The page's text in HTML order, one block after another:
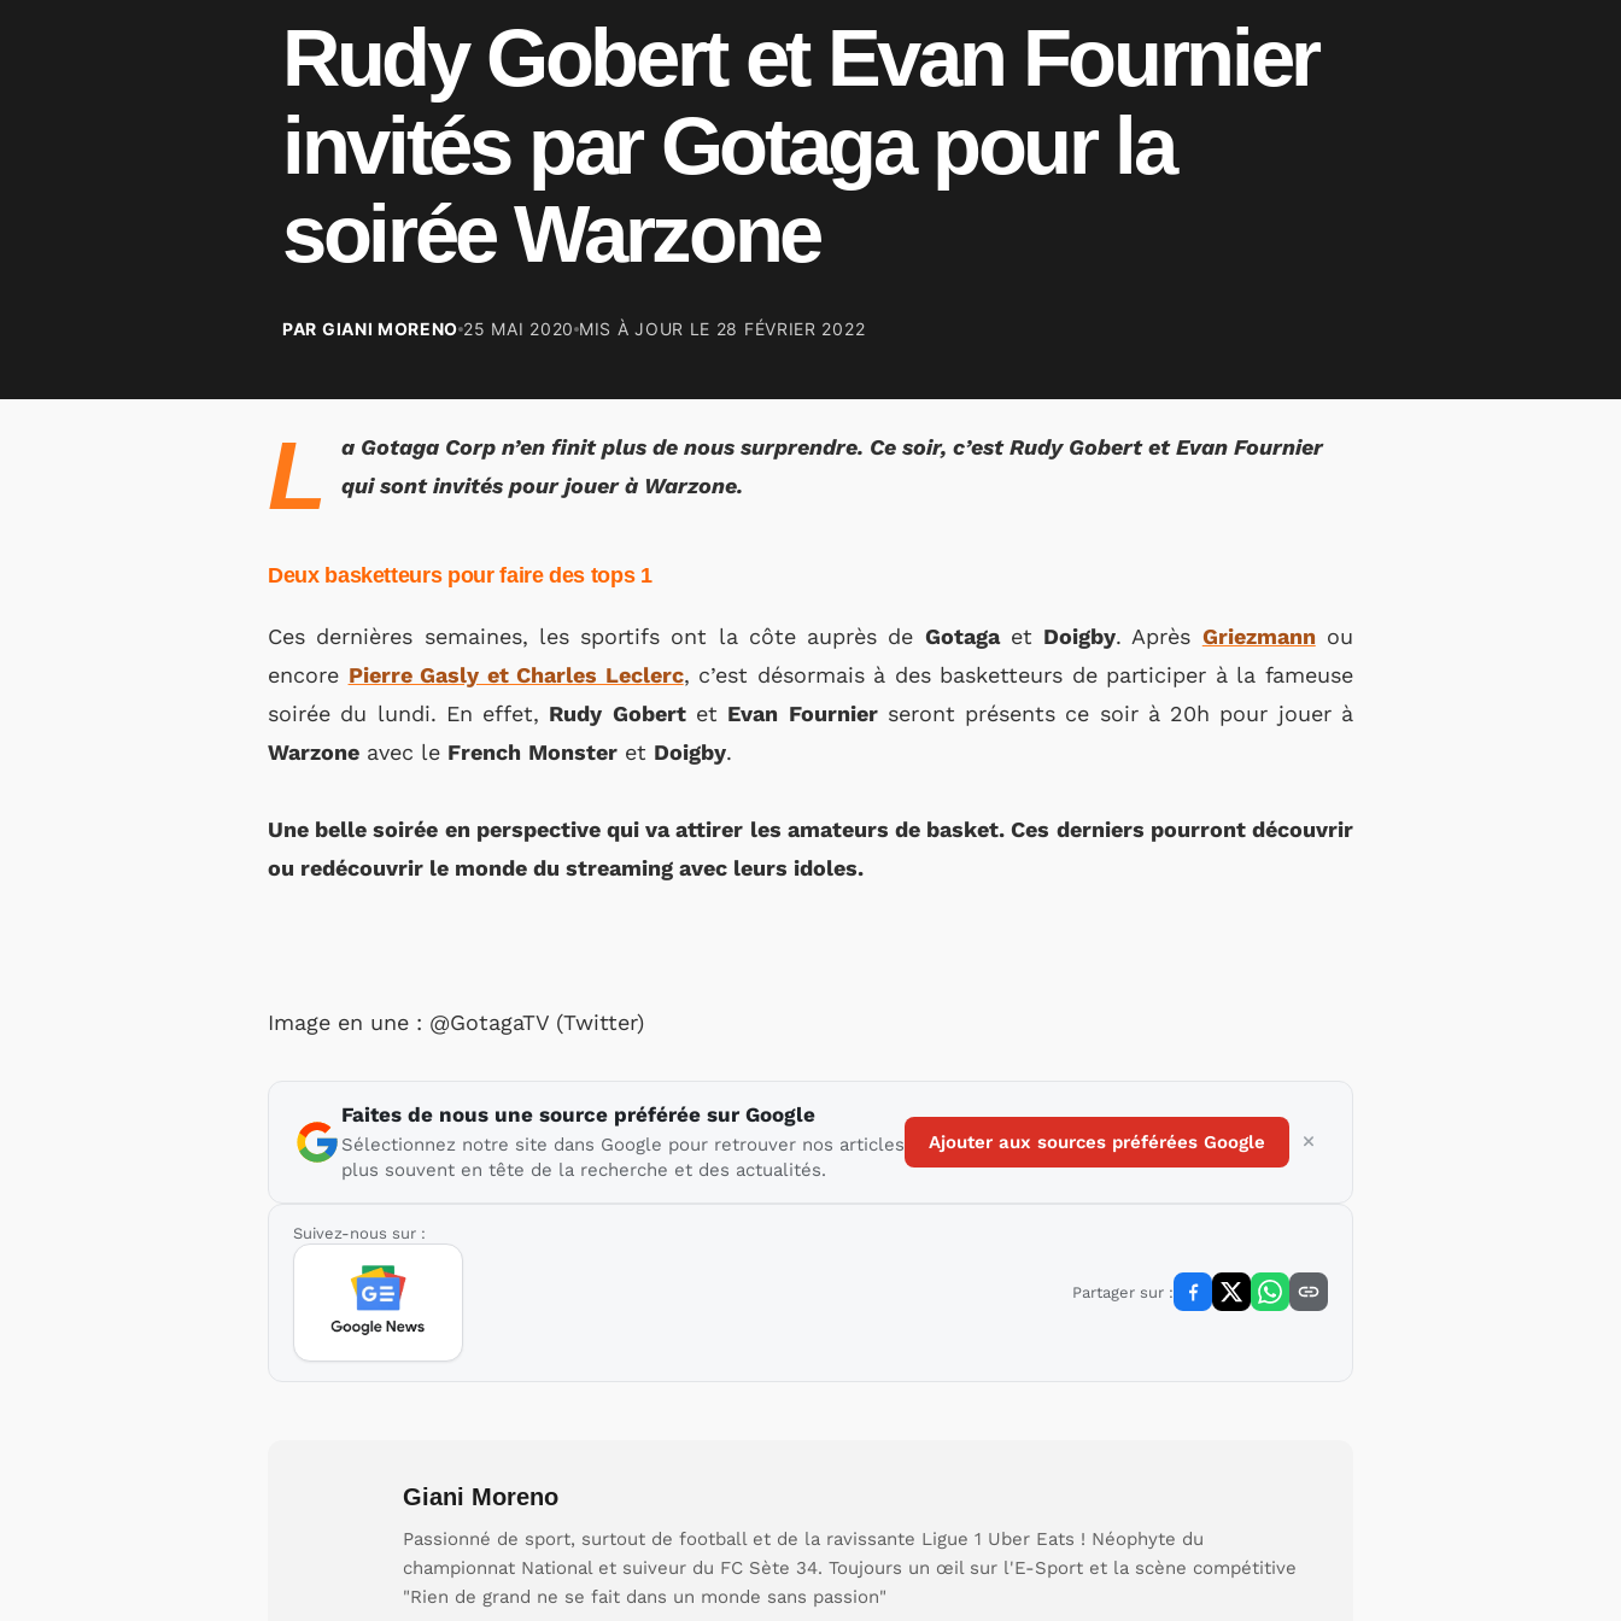
Rudy Gobert et Evan Fournier
invités par Gotaga pour la
soirée Warzone
PAR GIANI MORENO 25 MAI 2020 MIS À JOUR LE 28 FÉVRIER 2022
L
a Gotaga Corp n’en finit plus de nous surprendre. Ce soir, c’est Rudy Gobert et Evan Fournier
qui sont invités pour jouer à Warzone.
Deux basketteurs pour faire des tops 1
Ces dernières semaines, les sportifs ont la côte auprès de Gotagaet Doigby. Après Griezmannou
encore Pierre Gasly et Charles Leclerc, c’est désormais à des basketteurs de participer à la fameuse
soirée du lundi. En effet, Rudy Gobertet Evan Fournierseront présents ce soir à 20h pour jouer à
Warzone avec le French Monster et Doigby.
Une belle soirée en perspective qui va attirer les amateurs de basket. Ces derniers pourront découvrir
ou redécouvrir le monde du streaming avec leurs idoles.
Image en une : @GotagaTV (Twitter)
Faites de nous une source préférée sur Google
Sélectionnez notre site dans Google pour retrouver nos articles
plus souvent en tête de la recherche et des actualités.
Ajouter aux sources préférées Google
Suivez-nous sur :
Partager sur :
Giani Moreno
Passionné de sport, surtout de football et de la ravissante Ligue 1 Uber Eats ! Néophyte du
championnat National et suiveur du FC Sète 34. Toujours un œil sur l'E-Sport et la scène compétitive
"Rien de grand ne se fait dans un monde sans passion"